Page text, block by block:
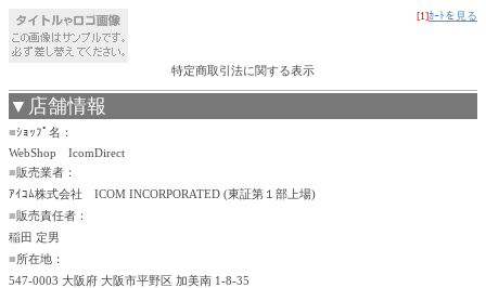
[1]ｶｰﾄを見る
特定商取引法に関する表示
▼店舗情報
■ｼｮｯﾌﾟ名：
WebShop IcomDirect
■販売業者：
ｱｲｺﾑ株式会社 ICOM INCORPORATED (東証第１部上場)
■販売責任者：
稲田 定男
■所在地：
547-0003 大阪府 大阪市平野区 加美南 1-8-35